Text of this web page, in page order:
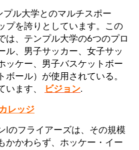
ル大学とのマルチスポー
プを誇りとしています。この
は、テンプル大学の6つのプロ
ル、男子サッカー、女子サッ
ッケー、男子バスケットボー
ボール）が使用されている。
います、 ビジョン.
レッジ
Iのフライアーズは、その規模
かかわらず、ホッケー・イー